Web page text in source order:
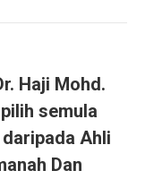
Haji Mohd.
semula
Ahli
Dan